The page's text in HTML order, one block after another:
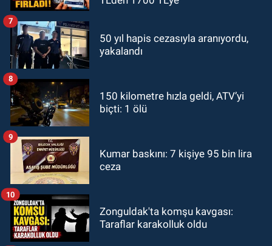
50 yıl hapis cezasıyla aranıyordu,
yakalandı
7
150 kilometre hızla geldi, ATV’yi
biçti: 1 ölü
8
Kumar baskını: 7 kişiye 95 bin lira
ceza
9
Zonguldak'ta komşu kavgası:
Taraflar karakolluk oldu
10